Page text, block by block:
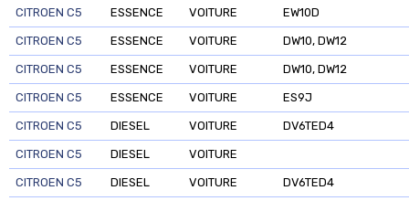
CITROEN C5 ESSENCE VOITURE EW10D
CITROEN C5 ESSENCE VOITURE DW10, DW12
CITROEN C5 ESSENCE VOITURE DW10, DW12
CITROEN C5 ESSENCE VOITURE ES9J
CITROEN C5 DIESEL VOITURE DV6TED4
CITROEN C5 DIESEL VOITURE
CITROEN C5 DIESEL VOITURE DV6TED4